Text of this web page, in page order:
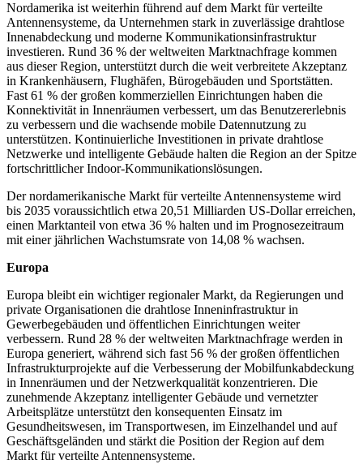
Nordamerika ist weiterhin führend auf dem Markt für verteilte
Antennensysteme, da Unternehmen stark in zuverlässige drahtlose
Innenabdeckung und moderne Kommunikationsinfrastruktur
investieren. Rund 36 % der weltweiten Marktnachfrage kommen
aus dieser Region, unterstützt durch die weit verbreitete Akzeptanz
in Krankenhäusern, Flughäfen, Bürogebäuden und Sportstätten.
Fast 61 % der großen kommerziellen Einrichtungen haben die
Konnektivität in Innenräumen verbessert, um das Benutzererlebnis
zu verbessern und die wachsende mobile Datennutzung zu
unterstützen. Kontinuierliche Investitionen in private drahtlose
Netzwerke und intelligente Gebäude halten die Region an der Spitze
fortschrittlicher Indoor-Kommunikationslösungen.
Der nordamerikanische Markt für verteilte Antennensysteme wird
bis 2035 voraussichtlich etwa 20,51 Milliarden US-Dollar erreichen,
einen Marktanteil von etwa 36 % halten und im Prognosezeitraum
mit einer jährlichen Wachstumsrate von 14,08 % wachsen.
Europa
Europa bleibt ein wichtiger regionaler Markt, da Regierungen und
private Organisationen die drahtlose Inneninfrastruktur in
Gewerbegebäuden und öffentlichen Einrichtungen weiter
verbessern. Rund 28 % der weltweiten Marktnachfrage werden in
Europa generiert, während sich fast 56 % der großen öffentlichen
Infrastrukturprojekte auf die Verbesserung der Mobilfunkabdeckung
in Innenräumen und der Netzwerkqualität konzentrieren. Die
zunehmende Akzeptanz intelligenter Gebäude und vernetzter
Arbeitsplätze unterstützt den konsequenten Einsatz im
Gesundheitswesen, im Transportwesen, im Einzelhandel und auf
Geschäftsgeländen und stärkt die Position der Region auf dem
Markt für verteilte Antennensysteme.